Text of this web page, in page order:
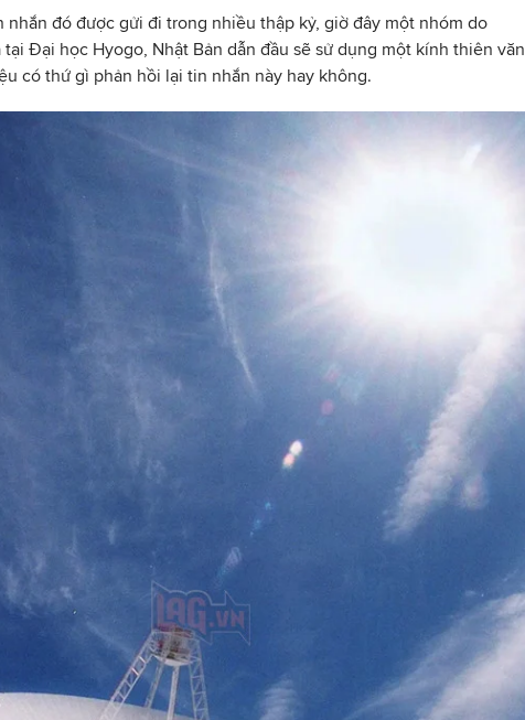
nhắn đó được gửi đi trong nhiều thập kỷ, giờ đây một nhóm do
tại Đại học Hyogo, Nhật Bản dẫn đầu sẽ sử dụng một kính thiên văn
có thứ gì phản hồi lại tin nhắn này hay không.